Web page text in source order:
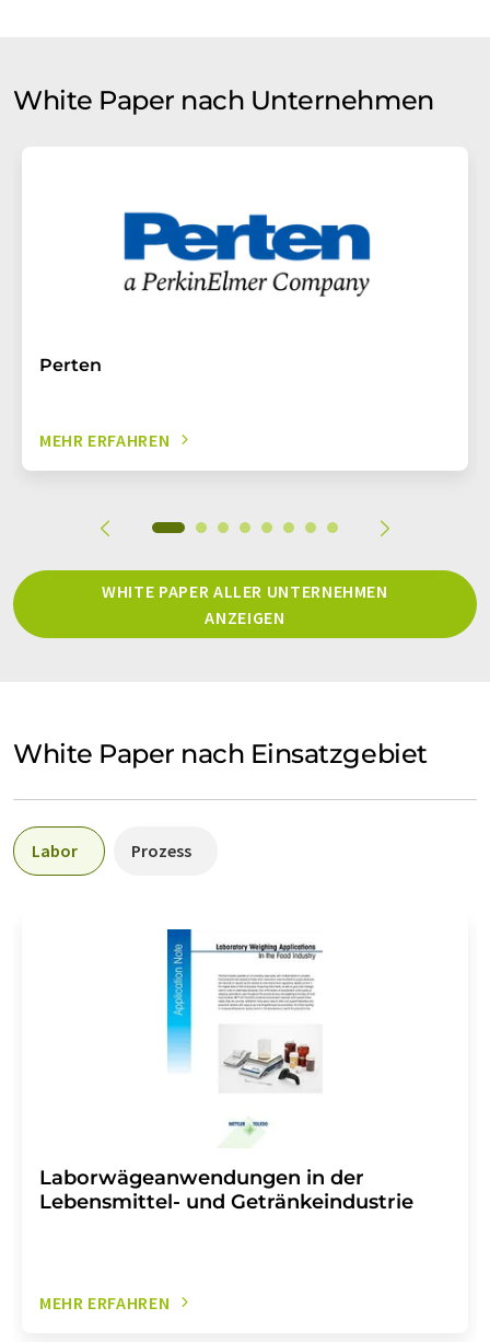
White Paper nach Unternehmen
Perten
MEHR ERFAHREN
WHITE PAPER ALLER UNTERNEHMEN
ANZEIGEN
White Paper nach Einsatzgebiet
Labor Prozess
Laborwägeanwendungen in der
Lebensmittel- und Getränkeindustrie
MEHR ERFAHREN